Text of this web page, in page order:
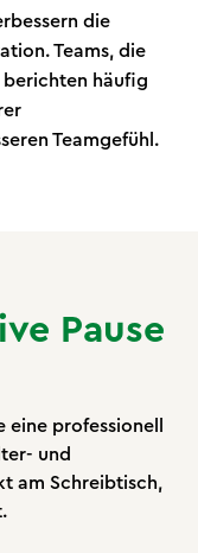
die
Teams, die
berichten häufig
Teamgefühl.
Pause
eine professionell
und
am Schreibtisch,